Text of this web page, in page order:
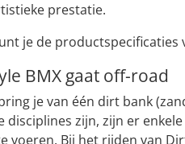
prestatie.
je de productspecificaties
BMX gaat off-road
je van één dirt bank
disciplines zijn, zijn er
voeren. Bij het rijden van